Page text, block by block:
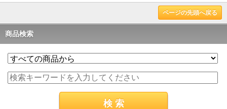
ページの先頭へ戻る
商品検索